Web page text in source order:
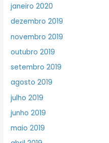
janeiro 2020
dezembro 2019
novembro 2019
outubro 2019
setembro 2019
agosto 2019
julho 2019
junho 2019
maio 2019